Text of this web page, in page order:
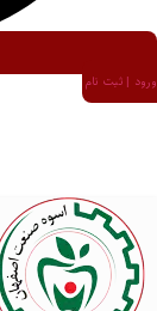
ورود | ثبت نام